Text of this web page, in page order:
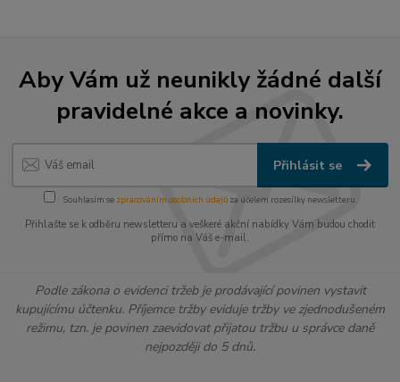
Aby Vám už neunikly žádné další
pravidelné akce a novinky.
Přihlásit se
Souhlasím se zpracováním osobních údajůza účelem rozesílky newsletteru.
Přihlašte se k odběru newsletteru a veškeré akční nabídky Vám budou chodit
přímo na Váš e-mail.
Podle zákona o evidenci tržeb je prodávající povinen vystavit
kupujícímu účtenku. Příjemce tržby eviduje tržby ve zjednodušeném
režimu, tzn. je povinen zaevidovat přijatou tržbu u správce daně
nejpozději do 5 dnů.